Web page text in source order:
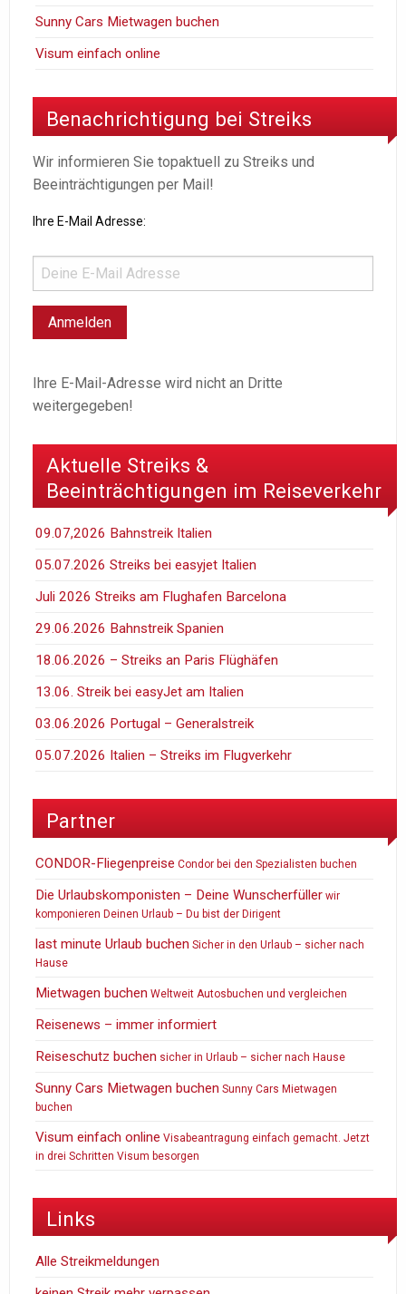
Sunny Cars Mietwagen buchen
Visum einfach online
Benachrichtigung bei Streiks
Wir informieren Sie topaktuell zu Streiks und
Beeinträchtigungen per Mail!
Ihre E-Mail Adresse:
Ihre E-Mail-Adresse wird nicht an Dritte
weitergegeben!
Aktuelle Streiks &
Beeinträchtigungen im Reiseverkehr
09.07,2026 Bahnstreik Italien
05.07.2026 Streiks bei easyjet Italien
Juli 2026 Streiks am Flughafen Barcelona
29.06.2026 Bahnstreik Spanien
18.06.2026 – Streiks an Paris Flüghäfen
13.06. Streik bei easyJet am Italien
03.06.2026 Portugal – Generalstreik
05.07.2026 Italien – Streiks im Flugverkehr
Partner
CONDOR-Fliegenpreise Condor bei den Spezialisten buchen
Die Urlaubskomponisten – Deine Wunscherfüller wir
komponieren Deinen Urlaub – Du bist der Dirigent
last minute Urlaub buchen Sicher in den Urlaub – sicher nach
Hause
Mietwagen buchen Weltweit Autosbuchen und vergleichen
Reisenews – immer informiert
Reiseschutz buchen sicher in Urlaub – sicher nach Hause
Sunny Cars Mietwagen buchen Sunny Cars Mietwagen
buchen
Visum einfach online Visabeantragung einfach gemacht. Jetzt
in drei Schritten Visum besorgen
Links
Alle Streikmeldungen